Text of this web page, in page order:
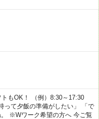
もOK！ （例）8:30～17:30
て夕飯の準備がしたい」 「で
※Wワーク希望の方へ 今ご覧